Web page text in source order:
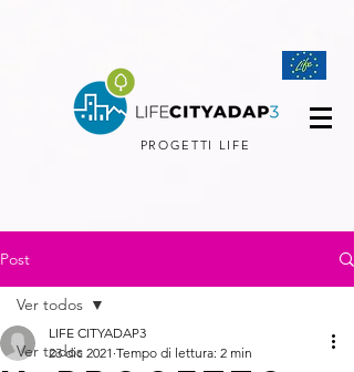
PROGETTI LIFE
Post
Ver todos
Ver todos
LIFE CITYADAP3
23 dic 2021 Tempo di lettura: 2 min